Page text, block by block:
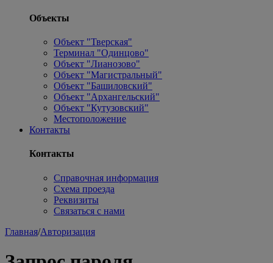
Объекты
Объект "Тверская"
Терминал "Одинцово"
Объект "Лианозово"
Объект "Магистральный"
Объект "Башиловский"
Объект "Архангельский"
Объект "Кутузовский"
Местоположение
Контакты
Контакты
Справочная информация
Схема проезда
Реквизиты
Связаться с нами
Главная/Авторизация